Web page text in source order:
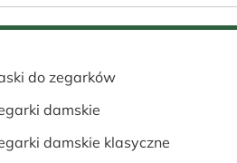
do zegarków
damskie
damskie klasyczne